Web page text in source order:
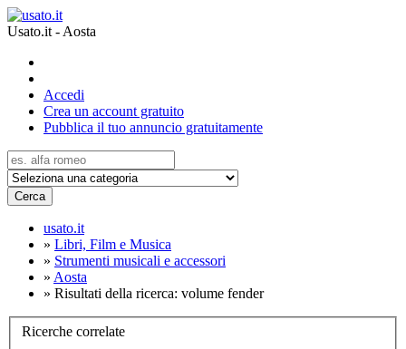
Usato.it - Aosta
Accedi
Crea un account gratuito
Pubblica il tuo annuncio gratuitamente
Cerca
usato.it
» Libri, Film e Musica
» Strumenti musicali e accessori
» Aosta
» Risultati della ricerca: volume fender
Ricerche correlate